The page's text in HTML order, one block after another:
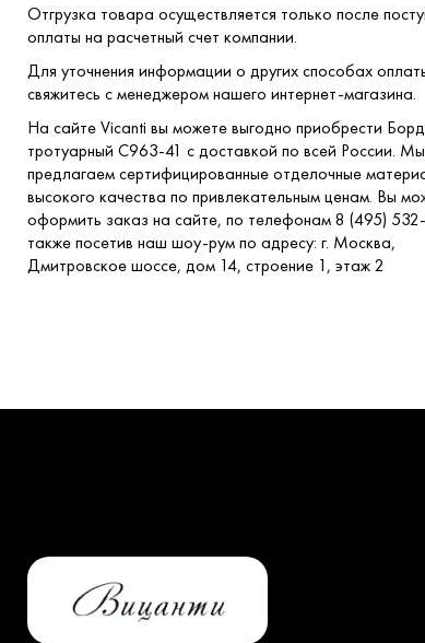
Отгрузка товара осуществляется только после
оплаты на расчетный счет компании.
Для уточнения информации о других способах
свяжитесь с менеджером нашего интернет-магазина.
На сайте Vicanti вы можете выгодно приобрести
тротуарный С963-41 с доставкой по всей России. Мы
предлагаем сертифицированные отделочные
высокого качества по привлекательным ценам. Вы
оформить заказ на сайте, по телефонам 8 (495)
также посетив наш шоу-рум по адресу: г. Москва,
Дмитровское шоссе, дом 14, строение 1, этаж 2